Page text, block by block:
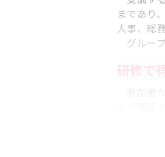
まであり
人事、総
グルー
研修で